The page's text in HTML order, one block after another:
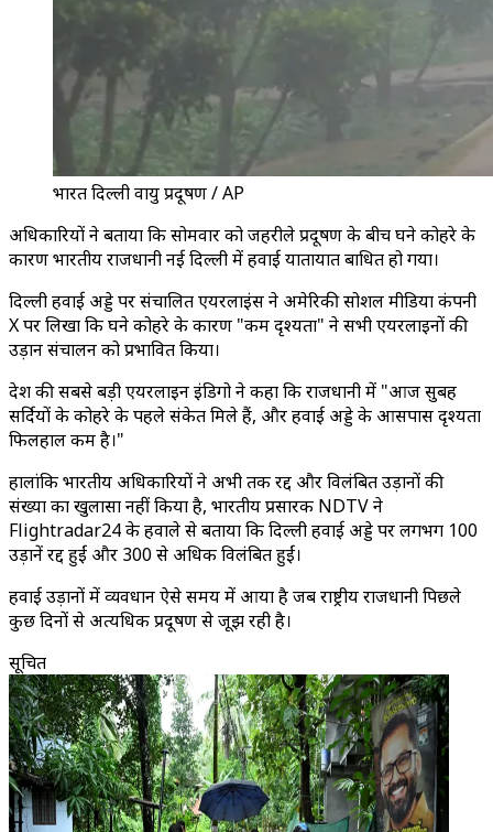
भारत दिल्ली वायु प्रदूषण / AP
अधिकारियों ने बताया कि सोमवार को जहरीले प्रदूषण के बीच घने कोहरे के
कारण भारतीय राजधानी नई दिल्ली में हवाई यातायात बाधित हो गया।
दिल्ली हवाई अड्डे पर संचालित एयरलाइंस ने अमेरिकी सोशल मीडिया कंपनी
X पर लिखा कि घने कोहरे के कारण "कम दृश्यता" ने सभी एयरलाइनों की
उड़ान संचालन को प्रभावित किया।
देश की सबसे बड़ी एयरलाइन इंडिगो ने कहा कि राजधानी में "आज सुबह
सर्दियों के कोहरे के पहले संकेत मिले हैं, और हवाई अड्डे के आसपास दृश्यता
फिलहाल कम है।"
हालांकि भारतीय अधिकारियों ने अभी तक रद्द और विलंबित उड़ानों की
संख्या का खुलासा नहीं किया है, भारतीय प्रसारक NDTV ने
Flightradar24 के हवाले से बताया कि दिल्ली हवाई अड्डे पर लगभग 100
उड़ानें रद्द हुईं और 300 से अधिक विलंबित हुईं।
हवाई उड़ानों में व्यवधान ऐसे समय में आया है जब राष्ट्रीय राजधानी पिछले
कुछ दिनों से अत्यधिक प्रदूषण से जूझ रही है।
सूचित